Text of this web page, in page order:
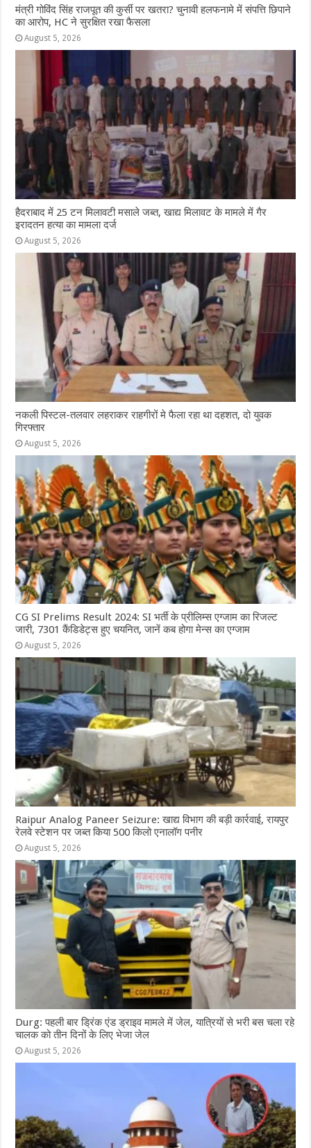
मंत्री गोविंद सिंह राजपूत की कुर्सी पर खतरा? चुनावी हलफनामे में संपत्ति छिपाने
का आरोप, HC ने सुरक्षित रखा फैसला
August 5, 2026
हैदराबाद में 25 टन मिलावटी मसाले जब्त, खाद्य मिलावट के मामले में गैर
इरादतन हत्या का मामला दर्ज
August 5, 2026
नकली पिस्टल-तलवार लहराकर राहगीरों मे फैला रहा था दहशत, दो युवक
गिरफ्तार
August 5, 2026
CG SI Prelims Result 2024: SI भर्ती के प्रीलिम्स एग्जाम का रिजल्ट
जारी, 7301 कैंडिडेट्स हुए चयनित, जानें कब होगा मेन्स का एग्जाम
August 5, 2026
Raipur Analog Paneer Seizure: खाद्य विभाग की बड़ी कार्रवाई, रायपुर
रेलवे स्टेशन पर जब्त किया 500 किलो एनालॉग पनीर
August 5, 2026
Durg: पहली बार ड्रिंक एंड ड्राइव मामले में जेल, यात्रियों से भरी बस चला रहे
चालक को तीन दिनों के लिए भेजा जेल
August 5, 2026